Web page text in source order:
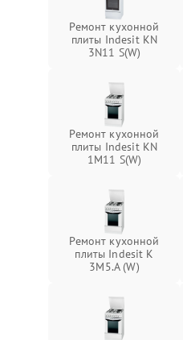
Ремонт кухонной
плиты Indesit KN
3N11 S(W)
Ремонт кухонной
плиты Indesit KN
1M11 S(W)
Ремонт кухонной
плиты Indesit K
3M5.A (W)